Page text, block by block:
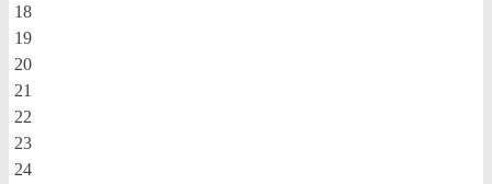
18
19
20
21
22
23
24